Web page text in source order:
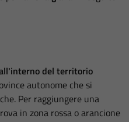
del territorio
autonome che si
Per raggiungere una
in zona rossa o arancione